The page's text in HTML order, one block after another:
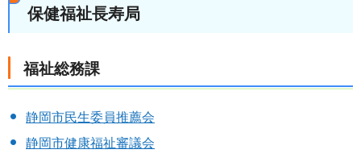
保健福祉長寿局
福祉総務課
静岡市民生委員推薦会
静岡市健康福祉審議会